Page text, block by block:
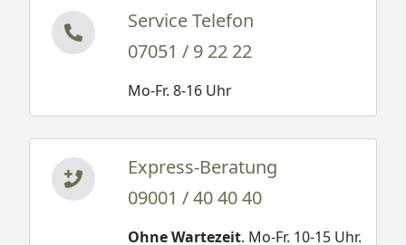
Service Telefon
07051 / 9 22 22
Mo-Fr. 8-16 Uhr
Express-Beratung
09001 / 40 40 40
Ohne Wartezeit. Mo-Fr. 10-15 Uhr.